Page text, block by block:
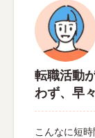
転職活動
わず、早
こんなに短